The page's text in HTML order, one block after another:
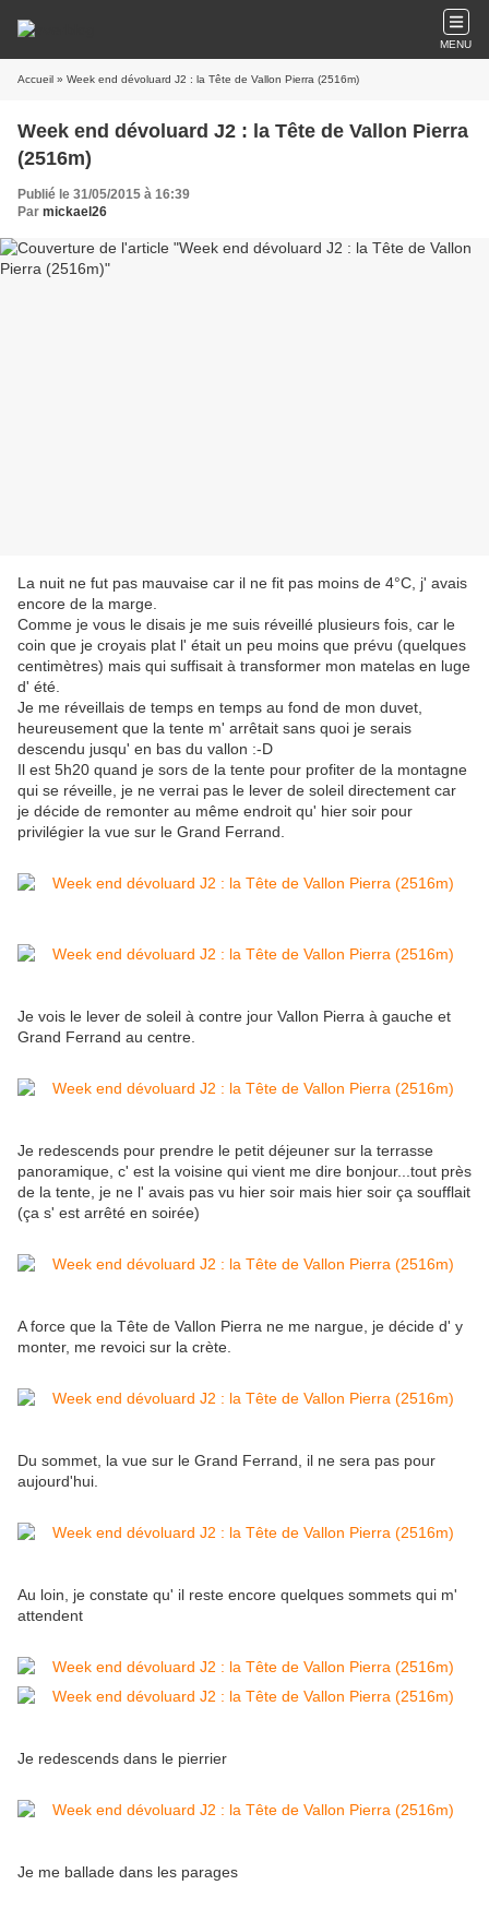
MENU
Accueil » Week end dévoluard J2 : la Tête de Vallon Pierra (2516m)
Week end dévoluard J2 : la Tête de Vallon Pierra
(2516m)
Publié le 31/05/2015 à 16:39
Par mickael26
La nuit ne fut pas mauvaise car il ne fit pas moins de 4°C, j' avais
encore de la marge.
Comme je vous le disais je me suis réveillé plusieurs fois, car le
coin que je croyais plat l' était un peu moins que prévu (quelques
centimètres) mais qui suffisait à transformer mon matelas en luge
d' été.
Je me réveillais de temps en temps au fond de mon duvet,
heureusement que la tente m' arrêtait sans quoi je serais
descendu jusqu' en bas du vallon :-D
Il est 5h20 quand je sors de la tente pour profiter de la montagne
qui se réveille, je ne verrai pas le lever de soleil directement car
je décide de remonter au même endroit qu' hier soir pour
privilégier la vue sur le Grand Ferrand.
Je vois le lever de soleil à contre jour Vallon Pierra à gauche et
Grand Ferrand au centre.
Je redescends pour prendre le petit déjeuner sur la terrasse
panoramique, c' est la voisine qui vient me dire bonjour...tout près
de la tente, je ne l' avais pas vu hier soir mais hier soir ça soufflait
(ça s' est arrêté en soirée)
A force que la Tête de Vallon Pierra ne me nargue, je décide d' y
monter, me revoici sur la crète.
Du sommet, la vue sur le Grand Ferrand, il ne sera pas pour
aujourd'hui.
Au loin, je constate qu' il reste encore quelques sommets qui m'
attendent
Je redescends dans le pierrier
Je me ballade dans les parages